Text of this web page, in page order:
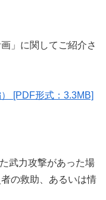
」に関してご紹介さ
[PDF形式：3.3MB]
武力攻撃があった場
の救助、あるいは情